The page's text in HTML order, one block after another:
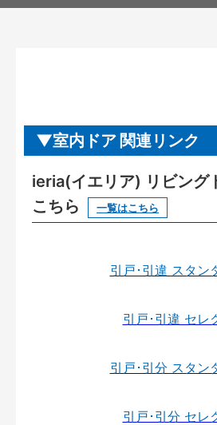
室内ドア 関連リンク
ieria(イエリア) リビング
こちら
一覧はこちら
引戸･引違 スタン
引戸･引違 セレ
引戸･引分 スタン
引戸･引分 セレ